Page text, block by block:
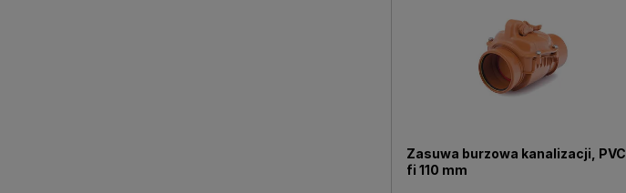
Zasuwa burzowa kanalizacji, PVC
fi 110 mm